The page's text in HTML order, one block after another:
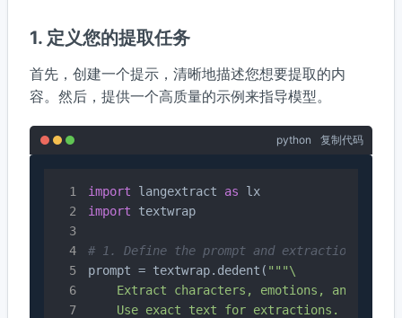
1. 定义您的提取任务
首先，创建一个提示，清晰地描述您想要提取的内
容。然后，提供一个高质量的示例来指导模型。
python 复制代码
import langextract as
import textwrap
# 1. Define the prompt and extraction rules
prompt = textwrap.dedent( """\
Extract characters, emotions, and
Use exact text for extractions. Do not